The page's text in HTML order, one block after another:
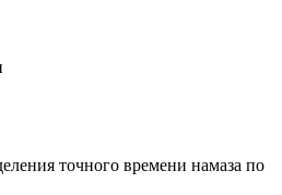
точного времени намаза по